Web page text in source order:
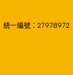
統一編號：27978972